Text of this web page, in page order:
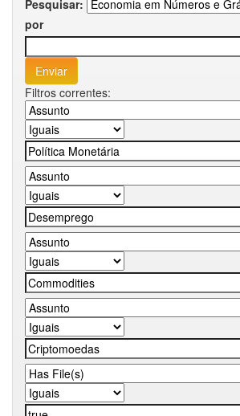
Pesquisar:
por
Filtros correntes: